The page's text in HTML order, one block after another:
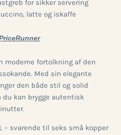
for sikker servering
latte og iskaffe
moderne fortolkning af den
Med sin elegante
den både stil og solid
kan brygge autentisk
– svarende til seks små kopper